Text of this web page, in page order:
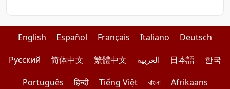
English Español Français Italiano
Deutsch
Pусский
简体中文 繁體中文 العربية 日本語
한국
Português
हिन्दी Tiếng Việt বাংলা
Afrikaans